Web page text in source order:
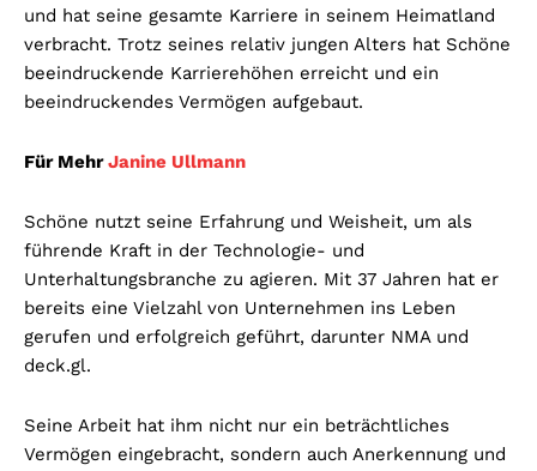
und hat seine gesamte Karriere in seinem Heimatland
verbracht. Trotz seines relativ jungen Alters hat Schöne
beeindruckende Karrierehöhen erreicht und ein
beeindruckendes Vermögen aufgebaut.
Für MehrJanine Ullmann
Schöne nutzt seine Erfahrung und Weisheit, um als
führende Kraft in der Technologie- und
Unterhaltungsbranche zu agieren. Mit 37 Jahren hat er
bereits eine Vielzahl von Unternehmen ins Leben
gerufen und erfolgreich geführt, darunter NMA und
deck.gl.
Seine Arbeit hat ihm nicht nur ein beträchtliches
Vermögen eingebracht, sondern auch Anerkennung und